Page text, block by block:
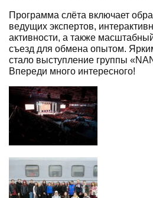
Программа слёта включает
ведущих экспертов,
активности, а также
съезд для обмена опытом.
стало выступление группы
Впереди много интересного!